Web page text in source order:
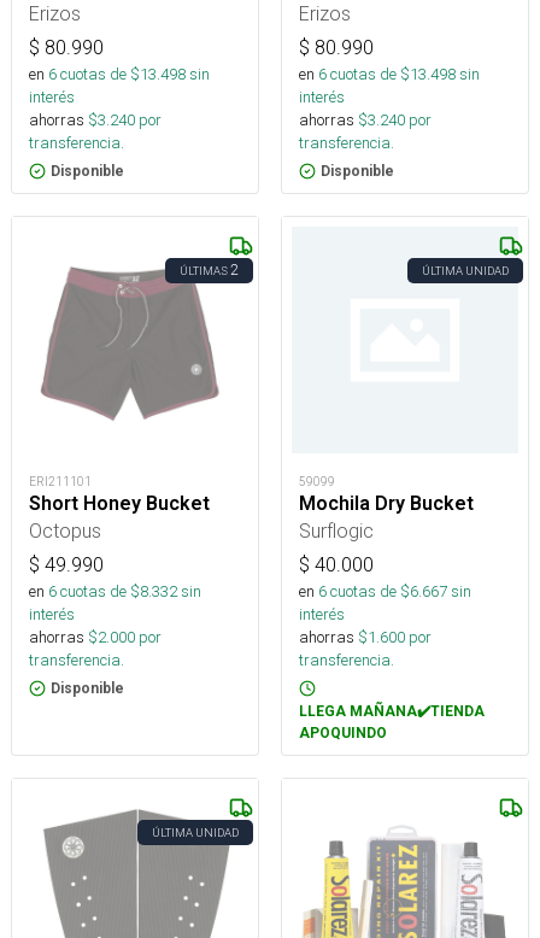
Erizos
$ 80.990
en 6cuotas de $13.498sin
interés
ahorras $3.240 por
transferencia.
Disponible
Erizos
$ 80.990
en 6cuotas de $13.498sin
interés
ahorras $3.240 por
transferencia.
Disponible
ÚLTIMAS2
ERI211101
Short Honey Bucket
Octopus
$ 49.990
en 6cuotas de $8.332sin
interés
ahorras $2.000 por
transferencia.
Disponible
ÚLTIMA UNIDAD
59099
Mochila Dry Bucket
Surflogic
$ 40.000
en 6cuotas de $6.667sin
interés
ahorras $1.600 por
transferencia.
LLEGA MAÑANA✔️TIENDA
APOQUINDO
ÚLTIMA UNIDAD